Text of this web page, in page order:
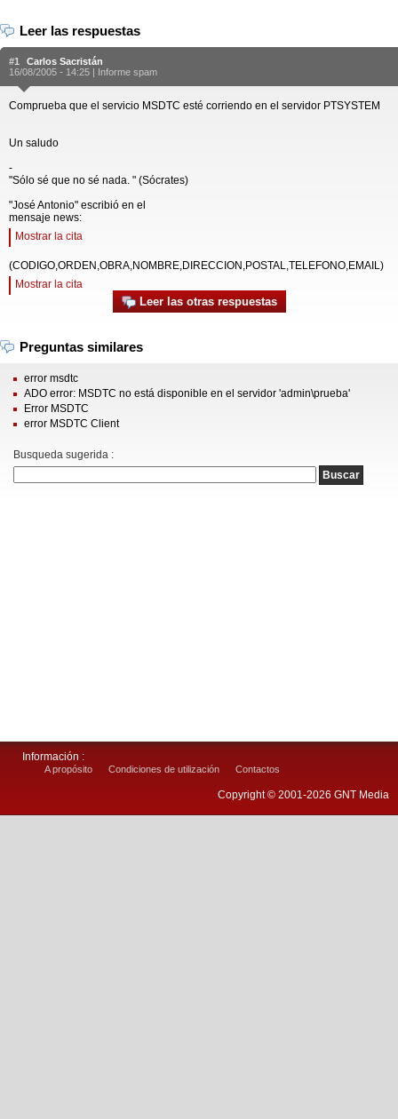
Leer las respuestas
#1
Carlos Sacristán
16/08/2005 - 14:25 | Informe spam
Comprueba que el servicio MSDTC esté corriendo en el servidor PTSYSTEM
Un saludo
-
"Sólo sé que no sé nada. " (Sócrates)
"José Antonio" escribió en el
mensaje news:
Mostrar la cita
(CODIGO,ORDEN,OBRA,NOMBRE,DIRECCION,POSTAL,TELEFONO,EMAIL)
Mostrar la cita
Leer las otras respuestas
Preguntas similares
error msdtc
ADO error: MSDTC no está disponible en el servidor 'admin\prueba'
Error MSDTC
error MSDTC Client
Busqueda sugerida :
Información :
A propósito Condiciones de utilización Contactos
Copyright © 2001-2026 GNT Media